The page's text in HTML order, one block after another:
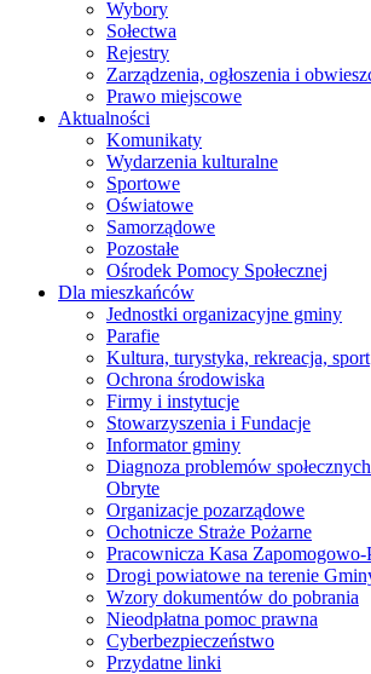
Wybory
Sołectwa
Rejestry
Zarządzenia, ogłoszenia i
Prawo miejscowe
Aktualności
Komunikaty
Wydarzenia kulturalne
Sportowe
Oświatowe
Samorządowe
Pozostałe
Ośrodek Pomocy Społecznej
Dla mieszkańców
Jednostki organizacyjne gminy
Parafie
Kultura, turystyka, rekreacja, sport
Ochrona środowiska
Firmy i instytucje
Stowarzyszenia i Fundacje
Informator gminy
Diagnoza problemów
Obryte
Organizacje pozarządowe
Ochotnicze Straże Pożarne
Pracownicza Kasa
Drogi powiatowe na terenie
Wzory dokumentów do pobrania
Nieodpłatna pomoc prawna
Cyberbezpieczeństwo
Przydatne linki